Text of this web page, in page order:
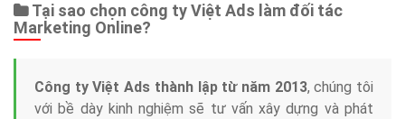
Tại sao chọn công ty Việt Ads làm đối tác
Marketing Online?
Công ty Việt Ads thành lập từ năm 2013, chúng tôi
với bề dày kinh nghiệm sẽ tư vấn xây dựng và phát